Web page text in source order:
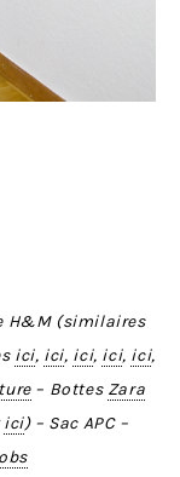
H&M (similaires
ici, ici, ici, ici, ici,
– Bottes Zara
ici) – Sac APC –